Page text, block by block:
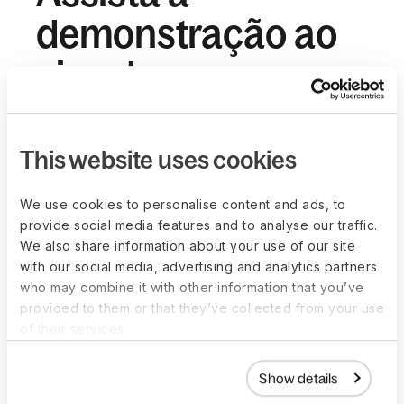
This website uses cookies
We use cookies to personalise content and ads, to
provide social media features and to analyse our traffic.
We also share information about your use of our site
with our social media, advertising and analytics partners
who may combine it with other information that you’ve
provided to them or that they’ve collected from your use
Show details
demonstração ao
vivo da nossa
plataforma de
Mobilidade Global
end da Deel o(a) ajuda a deslocar talento mais
rapidamente, reduzir custos e manter a
conformidade. Nesta demonstração ao vivo,
abordaremos:
Contrate e realoque mais rápido com
apoio a vistos em mais de 70 países
Simplifique a conformidade com
renovações de visto com um clique e